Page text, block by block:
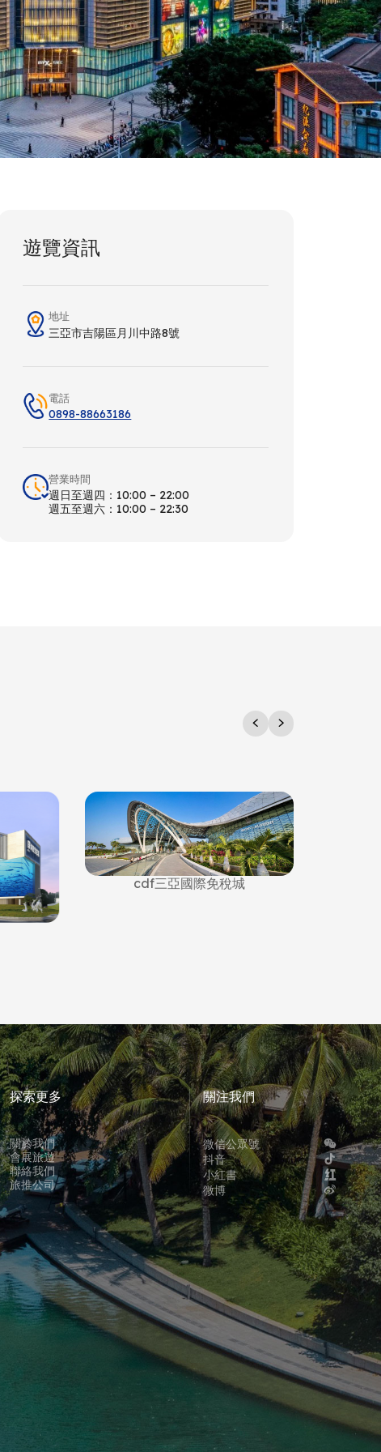
遊覽資訊
地址
三亞市吉陽區月川中路8號
電話
0898-88663186
營業時間
週日至週四：10:00 – 22:00
週五至週六：10:00 – 22:30
cdf三亞國際免稅城
探索更多
關於我們
會展旅遊
聯絡我們
旅推公司
關注我們
微信公眾號
抖音
小紅書
微博